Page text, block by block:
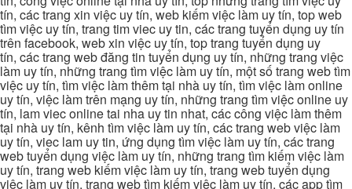
tín, các trang xin việc uy tín, web kiếm việc làm uy tín, top web
tìm việc uy tín, trang tim viec uy tin, các trang tuyển dụng uy tín
trên facebook, web xin việc uy tín, top trang tuyển dụng uy
tín, các trang web đăng tin tuyển dụng uy tín, những trang việc
làm uy tín, những trang tìm việc làm uy tín, một số trang web tìm
việc uy tín, tìm việc làm thêm tại nhà uy tín, tìm việc làm online
uy tín, việc làm trên mạng uy tín, những trang tìm việc online uy
tín, lam viec online tai nha uy tin nhat, các công việc làm thêm
tại nhà uy tín, kênh tìm việc làm uy tín, các trang web việc làm
uy tín, viec lam uy tin, ứng dụng tìm việc làm uy tín, các trang
web tuyển dụng việc làm uy tín, những trang tìm kiếm việc làm
uy tín, trang web kiếm việc làm uy tín, trang web tuyển dụng
việc làm uy tín, trang web tìm kiếm việc làm uy tín, các app tìm